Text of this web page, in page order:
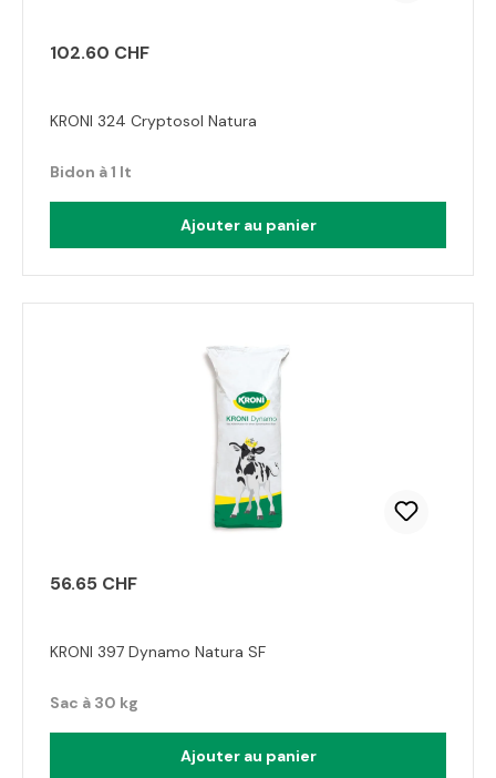
102.60 CHF
KRONI 324 Cryptosol Natura
Bidon à 1 lt
Ajouter au panier
56.65 CHF
KRONI 397 Dynamo Natura SF
Sac à 30 kg
Ajouter au panier